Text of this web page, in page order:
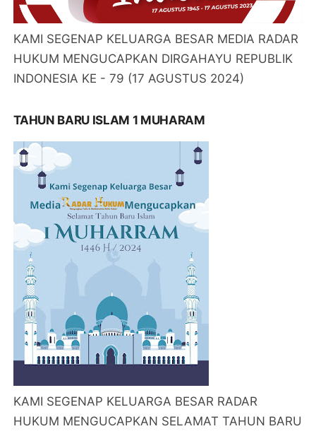
KAMI SEGENAP KELUARGA BESAR MEDIA RADAR
HUKUM MENGUCAPKAN DIRGAHAYU REPUBLIK
INDONESIA KE - 79 (17 AGUSTUS 2024)
TAHUN BARU ISLAM 1 MUHARAM
KAMI SEGENAP KELUARGA BESAR RADAR
HUKUM MENGUCAPKAN SELAMAT TAHUN BARU